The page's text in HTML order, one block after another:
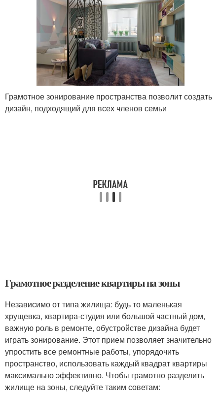
Грамотное зонирование пространства позволит создать
дизайн, подходящий для всех членов семьи
Грамотное разделение квартиры на зоны
Независимо от типа жилища: будь то маленькая
хрущевка, квартира-студия или большой частный дом,
важную роль в ремонте, обустройстве дизайна будет
играть зонирование. Этот прием позволяет значительно
упростить все ремонтные работы, упорядочить
пространство, использовать каждый квадрат квартиры
максимально эффективно. Чтобы грамотно разделить
жилище на зоны, следуйте таким советам: